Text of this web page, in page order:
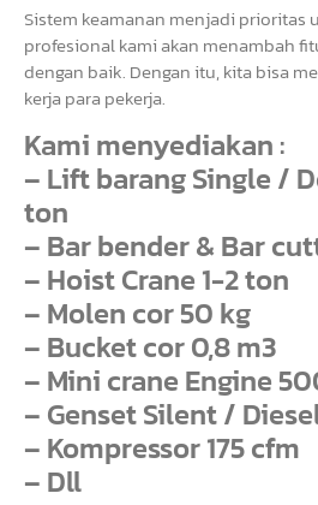
Sistem keamanan menjadi prioritas
profesional kami akan menambah
dengan baik. Dengan itu, kita bisa
kerja para pekerja.
Kami menyediakan :
– Lift barang Single /
ton
– Bar bender & Bar
– Hoist Crane 1-2 ton
– Molen cor 50 kg
– Bucket cor 0,8 m3
– Mini crane Engine
– Genset Silent /
– Kompressor 175 cfm
– Dll